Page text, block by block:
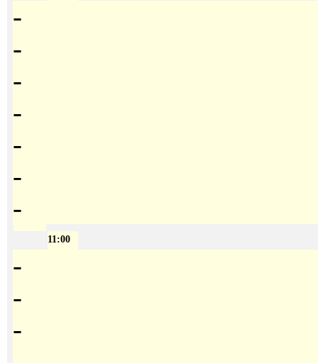
-
-
-
-
-
-
-
11:00
-
-
-